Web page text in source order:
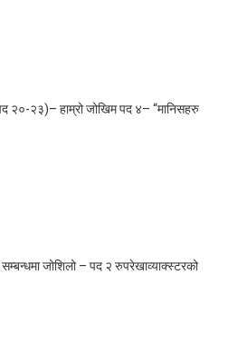
२०-२३)– हाम्रो जोखिम पद ४– “मानिसहरु
जोशिलो – पद २ रुपरेखाव्याक्स्टरको